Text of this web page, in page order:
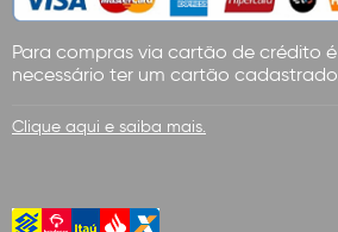
Para compras via cartão de crédito é
necessário ter um cartão cadastrado.
Clique aqui e saiba mais.